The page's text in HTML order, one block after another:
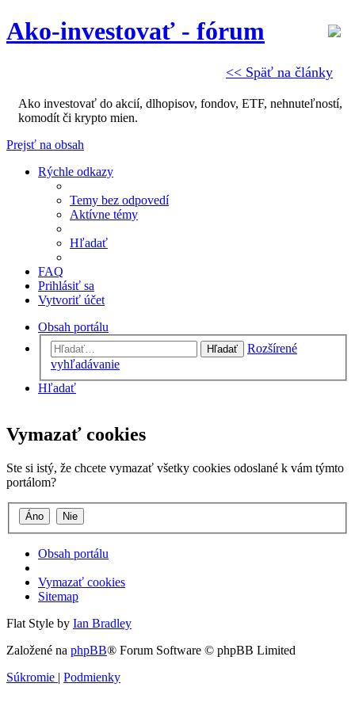
<< Späť na články
Ako-investovať - fórum
Ako investovať do akcií, dlhopisov, fondov, ETF, nehnuteľností,
komodít či krypto mien.
Prejsť na obsah
Rýchle odkazy
Temy bez odpovedí
Aktívne témy
Hľadať
FAQ
Prihlásiť sa
Vytvoriť účet
Obsah portálu
Hľadať
Rozšírené
vyhľadávanie
Hľadať
Vymazať cookies
Ste si istý, že chcete vymazať všetky cookies odoslané k vám týmto
portálom?
Obsah portálu
Vymazať cookies
Sitemap
Flat Style by Ian Bradley
Založené na phpBB® Forum Software © phpBB Limited
Súkromie | Podmienky